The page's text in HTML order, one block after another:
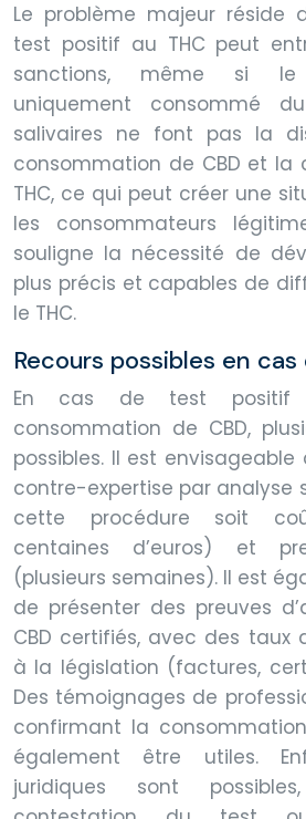
Le problème majeur réside
test positif au THC peut
sanctions, même si
uniquement consommé
salivaires ne font pas la
consommation de CBD et la
THC, ce qui peut créer une
les consommateurs
souligne la nécessité de
plus précis et capables de
le THC.
Recours possibles en
En cas de test positif
consommation de CBD,
possibles. Il est
contre-expertise par analyse
cette procédure soit
centaines d’euros) et
(plusieurs semaines). Il est
de présenter des preuves
CBD certifiés, avec des taux
à la législation (factures,
Des témoignages de
confirmant la
également être utiles.
juridiques sont